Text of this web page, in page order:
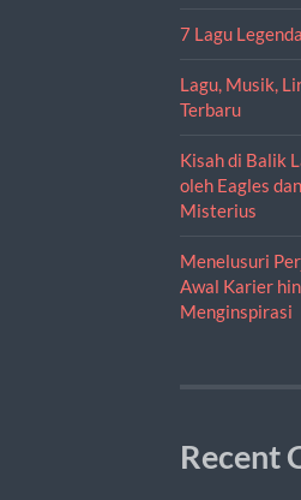
7 Lagu
Lagu, Musik,
Terbaru
Kisah di Balik
oleh Eagles
Misterius
Menelusuri
Awal Karier
Menginspirasi
Recent